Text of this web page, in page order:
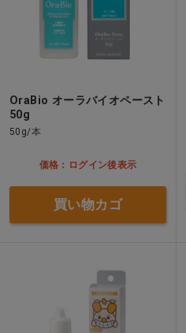
OraBio オーラバイオペースト
50g
50g/本
価格：ログイン後表示
買い物カゴ